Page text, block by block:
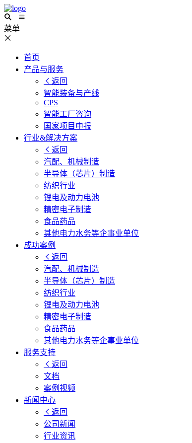
菜单
首页
产品与服务
返回
智能装备与产线
CPS
智能工厂咨询
国家项目申报
行业&解决方案
返回
汽配、机械制造
半导体（芯片）制造
纺织行业
锂电及动力电池
精密电子制造
食品药品
其他电力水务等企事业单位
成功案例
返回
汽配、机械制造
半导体（芯片）制造
纺织行业
锂电及动力电池
精密电子制造
食品药品
其他电力水务等企事业单位
服务支持
返回
文档
案例视频
新闻中心
返回
公司新闻
行业资讯